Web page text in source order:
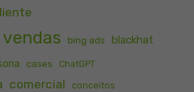
bing ads blackhat
cases ChatGPT
comercial conceitos